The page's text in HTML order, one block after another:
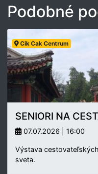
Podobné
Cik Cak Centrum
SENIORI NA
07.07.2026 | 16:00
Výstava
sveta.